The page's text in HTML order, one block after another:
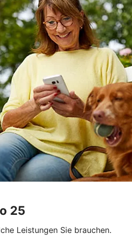
25
Leistungen Sie brauchen.